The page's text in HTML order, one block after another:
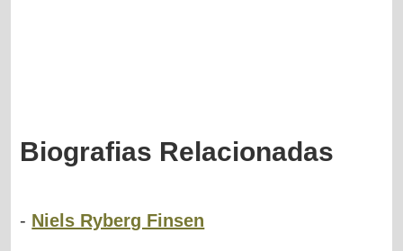
Biografias Relacionadas
- Niels Ryberg Finsen